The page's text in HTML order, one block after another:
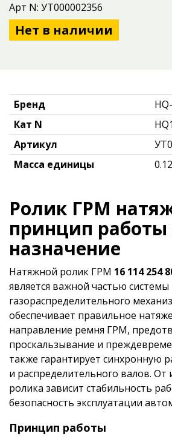
Арт N: УТ000002356
Нет в наличии
Бренд
Кат N
Артикул
Масса единицы
0.12
Ролик ГРМ
принцип работы
назначение
Натяжной ролик ГРМ 16 114 254
является важной частью системы
газораспределительного
обеспечивает правильное
направление ремня ГРМ,
проскальзывание и
также гарантирует синхронную
и распределительного валов. От
ролика зависит стабильность
безопасность эксплуатации
Принцип работы